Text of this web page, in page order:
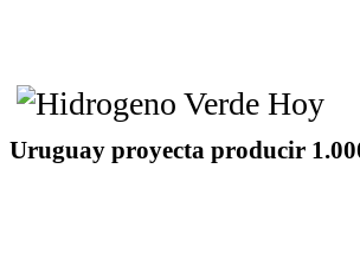
Uruguay proyecta producir